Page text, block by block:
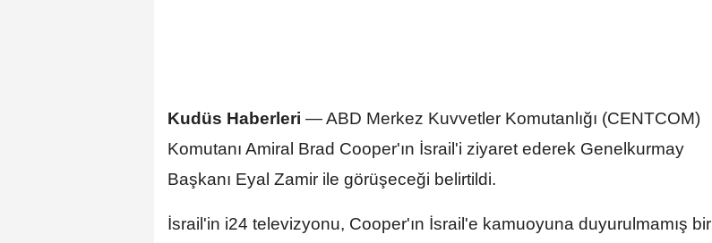
Kudüs Haberleri — ABD Merkez Kuvvetler Komutanlığı (CENTCOM)
Komutanı Amiral Brad Cooper'ın İsrail'i ziyaret ederek Genelkurmay
Başkanı Eyal Zamir ile görüşeceği belirtildi.
İsrail'in i24 televizyonu, Cooper'ın İsrail'e kamuoyuna duyurulmamış bir